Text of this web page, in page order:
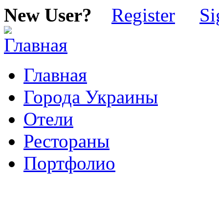
New User? Register
Главная
Города Украины
Отели
Рестораны
Портфолио